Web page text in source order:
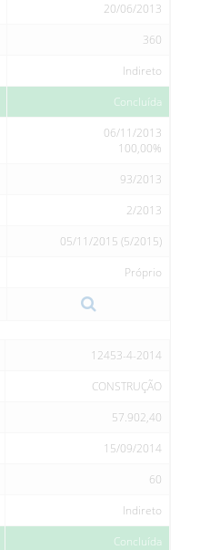
20/06/2013
360
Indireto
Concluída
06/11/2013
100,00%
93/2013
2/2013
05/11/2015 (5/2015)
Próprio
12453-4-2014
CONSTRUÇÃO
57.902,40
15/09/2014
60
Indireto
Concluída